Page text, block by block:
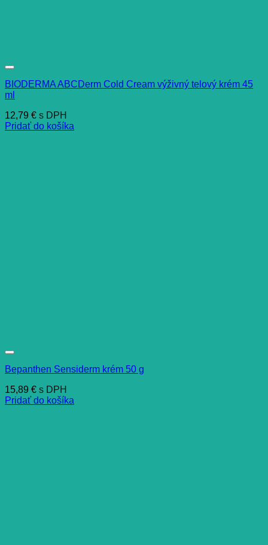
BIODERMA ABCDerm Cold Cream výživný telový krém 45
ml
12,79 € s DPH
Pridať do košíka
Bepanthen Sensiderm krém 50 g
15,89 € s DPH
Pridať do košíka